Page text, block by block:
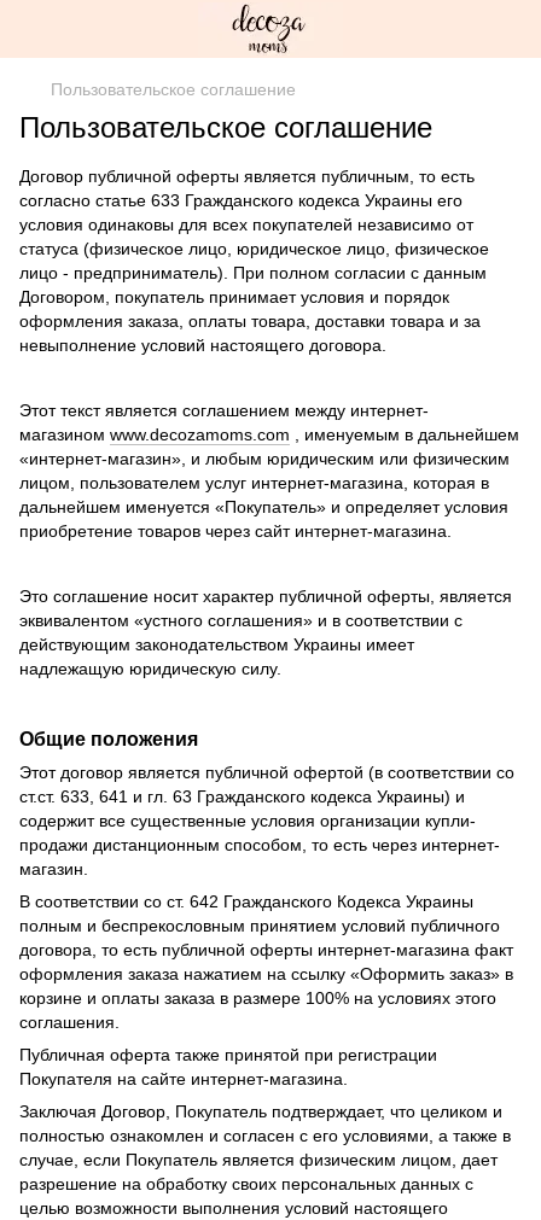
Пользовательское соглашение
Пользовательское соглашение
Договор публичной оферты является публичным, то есть
согласно статье 633 Гражданского кодекса Украины его
условия одинаковы для всех покупателей независимо от
статуса (физическое лицо, юридическое лицо, физическое
лицо - предприниматель). При полном согласии с данным
Договором, покупатель принимает условия и порядок
оформления заказа, оплаты товара, доставки товара и за
невыполнение условий настоящего договора.
Этот текст является соглашением между интернет-
магазином www.decozamoms.com , именуемым в дальнейшем
«интернет-магазин», и любым юридическим или физическим
лицом, пользователем услуг интернет-магазина, которая в
дальнейшем именуется «Покупатель» и определяет условия
приобретение товаров через сайт интернет-магазина.
Это соглашение носит характер публичной оферты, является
эквивалентом «устного соглашения» и в соответствии с
действующим законодательством Украины имеет
надлежащую юридическую силу.
Общие положения
Этот договор является публичной офертой (в соответствии со
ст.ст. 633, 641 и гл. 63 Гражданского кодекса Украины) и
содержит все существенные условия организации купли-
продажи дистанционным способом, то есть через интернет-
магазин.
В соответствии со ст. 642 Гражданского Кодекса Украины
полным и беспрекословным принятием условий публичного
договора, то есть публичной оферты интернет-магазина факт
оформления заказа нажатием на ссылку «Оформить заказ» в
корзине и оплаты заказа в размере 100% на условиях этого
соглашения.
Публичная оферта также принятой при регистрации
Покупателя на сайте интернет-магазина.
Заключая Договор, Покупатель подтверждает, что целиком и
полностью ознакомлен и согласен с его условиями, а также в
случае, если Покупатель является физическим лицом, дает
разрешение на обработку своих персональных данных с
целью возможности выполнения условий настоящего